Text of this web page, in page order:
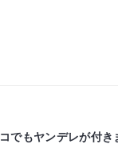
もヤンデレが付き